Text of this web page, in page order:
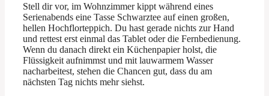
Stell dir vor, im Wohnzimmer kippt während eines
Serienabends eine Tasse Schwarztee auf einen großen,
hellen Hochflorteppich. Du hast gerade nichts zur Hand
und rettest erst einmal das Tablet oder die Fernbedienung.
Wenn du danach direkt ein Küchenpapier holst, die
Flüssigkeit aufnimmst und mit lauwarmem Wasser
nacharbeitest, stehen die Chancen gut, dass du am
nächsten Tag nichts mehr siehst.